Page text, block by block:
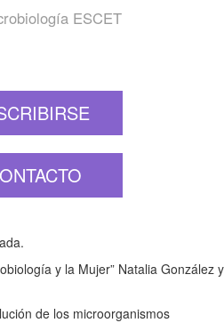
ESCET
y la Mujer” Natalia González y
de los microorganismos